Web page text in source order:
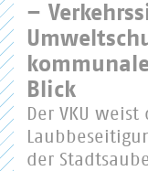
–
Blick
Der VKU
der